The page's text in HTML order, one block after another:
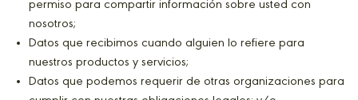
permiso para compartir información sobre usted con
nosotros;
Datos que recibimos cuando alguien lo refiere para
nuestros productos y servicios;
Datos que podemos requerir de otras organizaciones para